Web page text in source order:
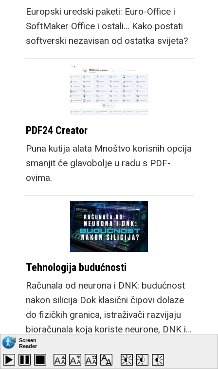
Europski uredski paketi: Euro-Office i
SoftMaker Office i ostali... Kako postati
softverski nezavisan od ostatka svijeta?
PDF24 Creator
Puna kutija alata Mnoštvo korisnih opcija
smanjit će glavobolje u radu s PDF-
ovima.
Tehnologija budućnosti
Računala od neurona i DNK: budućnost
nakon silicija Dok klasični čipovi dolaze
do fizičkih granica, istraživači razvijaju
bioračunala koja koriste neurone, DNK i…